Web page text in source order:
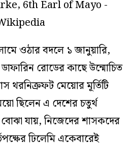
ওঠার বদলে ১ জানুয়ারি,
রোডের কাছে উন্মোচিত
থরনিক্রফট মেয়োর মূর্তিটি
ছিলেন এ দেশের চতুর্থ
যায়, নিজেদের শাসকদের
ঢিলেমি একেবারেই